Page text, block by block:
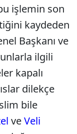
işlemin son
kaydeden
Başkanı ve
ilgili
kapalı
dilekçe
bile
veVeli